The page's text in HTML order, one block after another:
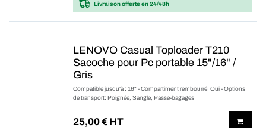
Livraison offerteen 24/48h
LENOVO Casual Toploader T210
Sacoche pour Pc portable 15"/16" /
Gris
Compatible jusqu'à : 16" - Compartiment rembourré: Oui - Options
de transport: Poignée, Sangle, Passe-bagages
25,00€ HT